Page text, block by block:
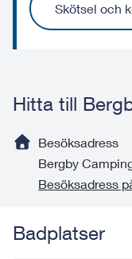
Skötsel och
Hitta till
Besöksadress
Bergby
Besöksadress
Badplatser